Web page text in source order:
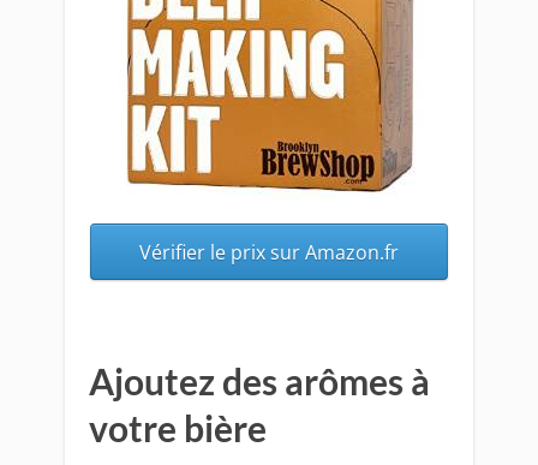
Vérifier le prix sur Amazon.fr
Ajoutez des arômes à
votre bière